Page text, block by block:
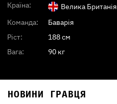
Країна:
Велика Британія
Команда:
Баварія
Ріст:
188 см
Вага:
90 кг
НОВИНИ ГРАВЦЯ